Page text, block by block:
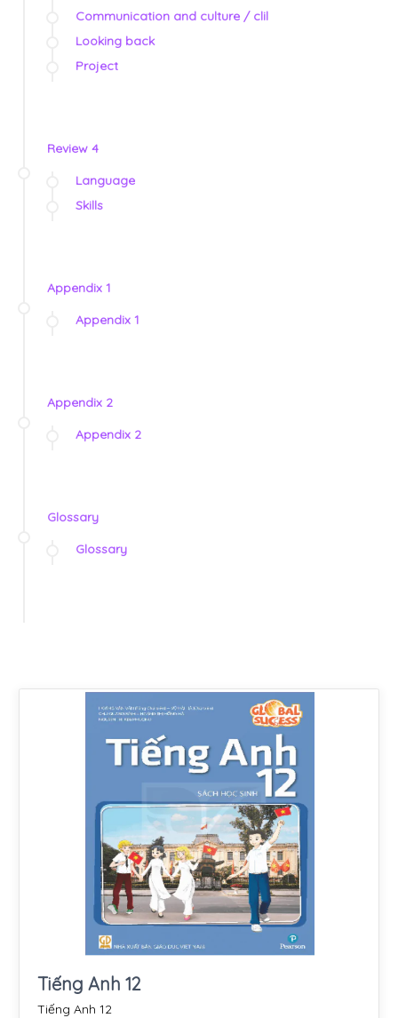
Communication and culture / clil
Looking back
Project
Review 4
Language
Skills
Appendix 1
Appendix 1
Appendix 2
Appendix 2
Glossary
Glossary
Tiếng Anh 12
Tiếng Anh 12